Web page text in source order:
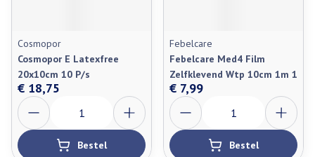
Cosmopor
Cosmopor E Latexfree
20x10cm 10 P/s
€ 18,75
Aantal
Bestel
Febelcare
Febelcare Med4 Film
Zelfklevend Wtp 10cm 1m 1
€ 7,99
Aantal
Bestel